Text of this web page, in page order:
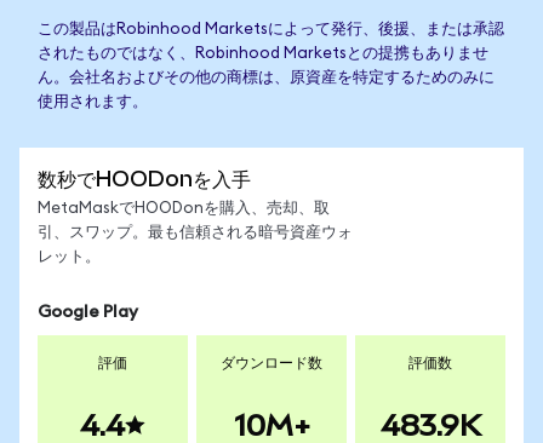
この製品はRobinhood Marketsによって発行、後援、または承認
されたものではなく、Robinhood Marketsとの提携もありませ
ん。会社名およびその他の商標は、原資産を特定するためのみに
使用されます。
数秒でHOODonを入手
MetaMaskでHOODonを購入、売却、取
引、スワップ。最も信頼される暗号資産ウォ
レット。
Google Play
評価
4.4
ダウンロード数
10M+
評価数
483.9K